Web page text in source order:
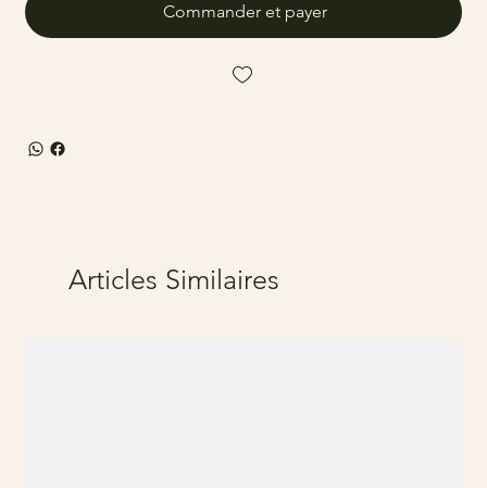
Commander et payer
Articles Similaires